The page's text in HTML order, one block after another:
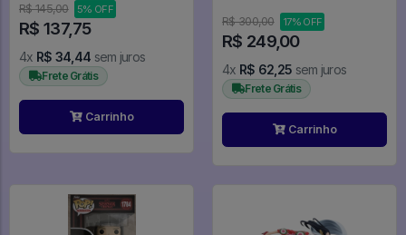
R$ 145,00 5% OFF
R$ 137,75
4x R$ 34,44 sem juros
Frete Grátis
Carrinho
R$ 300,00 17% OFF
R$ 249,00
4x R$ 62,25 sem juros
Frete Grátis
Carrinho